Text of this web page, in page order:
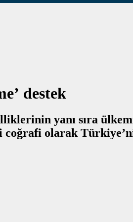
destek
yanı sıra